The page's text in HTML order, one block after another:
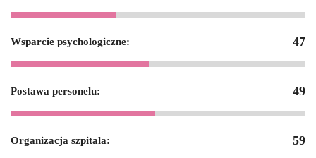
Wsparcie psychologiczne: 47
Postawa personelu: 49
Organizacja szpitala: 59